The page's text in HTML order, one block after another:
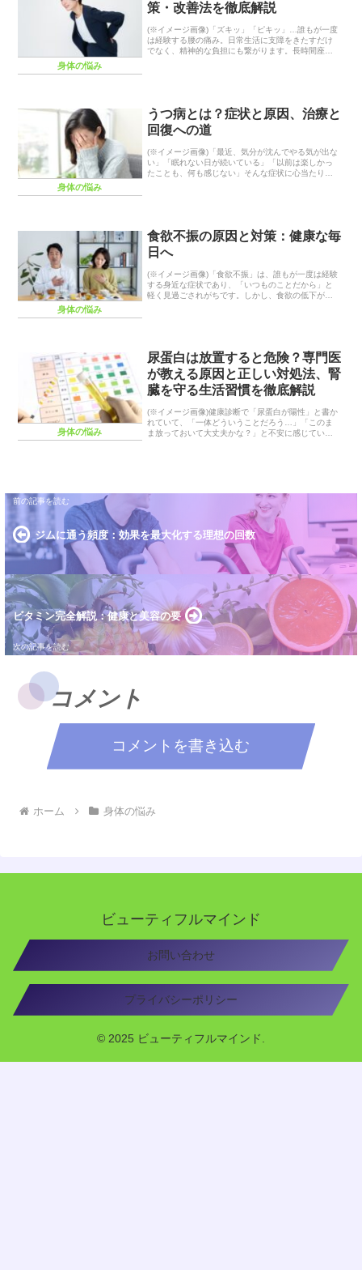
身体の悩み
策・改善法を徹底解説
(※イメージ画像)「ズキッ」「ピキッ」…誰もが一度
は経験する腰の痛み。日常生活に支障をきたすだけ
でなく、精神的な負担にも繋がります。長時間座り
身体の悩み
うつ病とは？症状と原因、治療と
回復への道
(※イメージ画像)「最近、気分が沈んでやる気が出な
い」「眠れない日が続いている」「以前は楽しかっ
たことも、何も感じない」そんな症状に心当たりは
身体の悩み
食欲不振の原因と対策：健康な毎
日へ
(※イメージ画像)「食欲不振」は、誰もが一度は経験
する身近な症状であり、「いつものことだから」と
軽く見過ごされがちです。しかし、食欲の低下が長
身体の悩み
尿蛋白は放置すると危険？専門医
が教える原因と正しい対処法、腎
臓を守る生活習慣を徹底解説
(※イメージ画像)健康診断で「尿蛋白が陽性」と書か
れていて、「一体どういうことだろう…」「このま
ま放っておいて大丈夫かな？」と不安に感じている
ジムに通う頻度：効果を最大化する理想の回数
ビタミン完全解説：健康と美容の要
コメント
コメントを書き込む
ホーム 身体の悩み
ビューティフルマインド
お問い合わせ
プライバシーポリシー
© 2025 ビューティフルマインド.